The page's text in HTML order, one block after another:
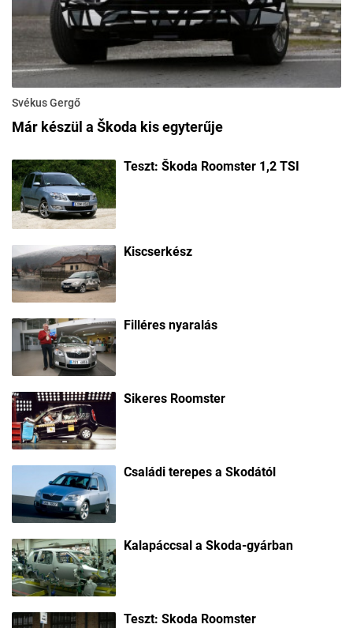
Svékus Gergő
Már készül a Škoda kis egyterűje
Teszt: Škoda Roomster 1,2 TSI
Kiscserkész
Filléres nyaralás
Sikeres Roomster
Családi terepes a Skodától
Kalapáccsal a Skoda-gyárban
Teszt: Skoda Roomster